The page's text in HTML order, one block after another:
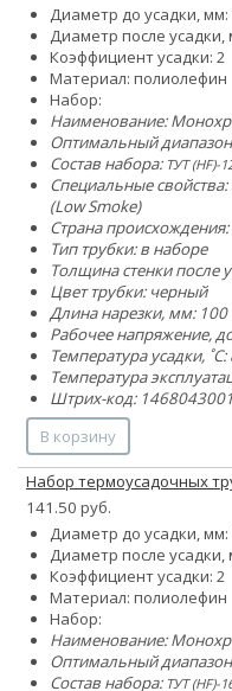
Диаметр до усадки, мм:
Диаметр после усадки,
Коэффициент усадки: 2
Материал: полиолефин
Набор:
Наименование:
Оптимальный
Состав набора: ТУТ (HF)-
Специальные свойства:
(Low Smoke)
Страна происхождения:
Тип трубки: в наборе
Толщина стенки после
Цвет трубки: черный
Длина нарезки, мм: 100
Рабочее напряжение,
Температура усадки,
Температура
Штрих-код:
В корзину
Набор термоусадочных
141.50 руб.
Диаметр до усадки, мм:
Диаметр после усадки,
Коэффициент усадки: 2
Материал: полиолефин
Набор:
Наименование:
Оптимальный
Состав набора: ТУТ (HF)-